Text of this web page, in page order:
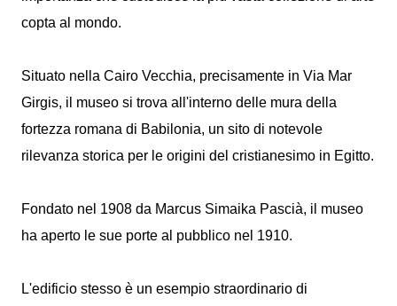
copta al mondo.
Situato nella Cairo Vecchia, precisamente in Via Mar
Girgis, il museo si trova all'interno delle mura della
fortezza romana di Babilonia, un sito di notevole
rilevanza storica per le origini del cristianesimo in Egitto.
Fondato nel 1908 da Marcus Simaika Pascià, il museo
ha aperto le sue porte al pubblico nel 1910.
L'edificio stesso è un esempio straordinario di